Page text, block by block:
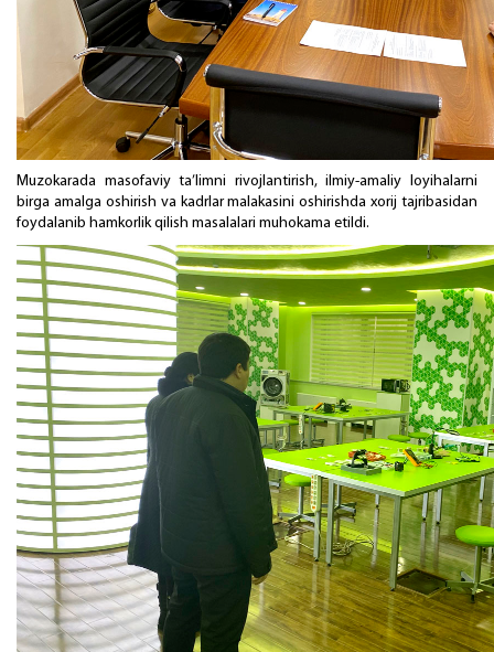
Muzokarada masofaviy ta’limni rivojlantirish, ilmiy-amaliy loyihalarni
birga amalga oshirish va kadrlar malakasini oshirishda xorij tajribasidan
foydalanib hamkorlik qilish masalalari muhokama etildi.